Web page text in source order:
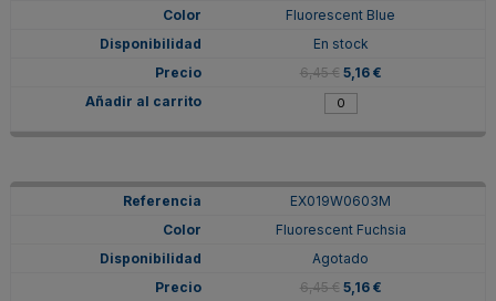
Fluorescent Blue
En stock
6,45 € 5,16 €
EX019W0603M
Fluorescent Fuchsia
Agotado
6,45 € 5,16 €